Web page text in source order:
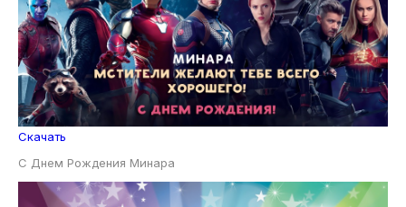
Скачать
С Днем Рождения Минара